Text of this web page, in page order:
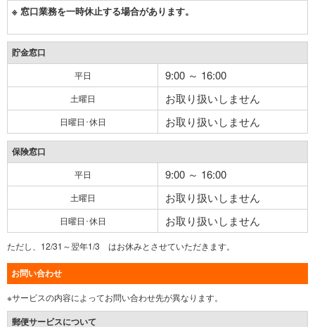
※ 窓口業務を一時休止する場合があります。
貯金窓口
平日 9:00 ～ 16:00
土曜日 お取り扱いしません
日曜日･休日 お取り扱いしません
保険窓口
平日 9:00 ～ 16:00
土曜日 お取り扱いしません
日曜日･休日 お取り扱いしません
ただし、12/31～翌年1/3 はお休みとさせていただきます。
お問い合わせ
※サービスの内容によってお問い合わせ先が異なります。
郵便サービスについて